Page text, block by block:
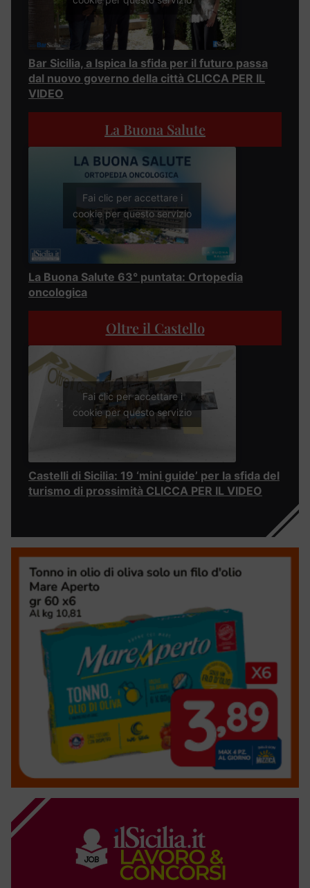
Bar Sicilia, a Ispica la sfida per il futuro passa
dal nuovo governo della città CLICCA PER IL
VIDEO
La Buona Salute
Fai clic per accettare i
cookie per questo servizio
La Buona Salute 63° puntata: Ortopedia
oncologica
Oltre il Castello
Fai clic per accettare i
cookie per questo servizio
Castelli di Sicilia: 19 ‘mini guide’ per la sfida del
turismo di prossimità CLICCA PER IL VIDEO